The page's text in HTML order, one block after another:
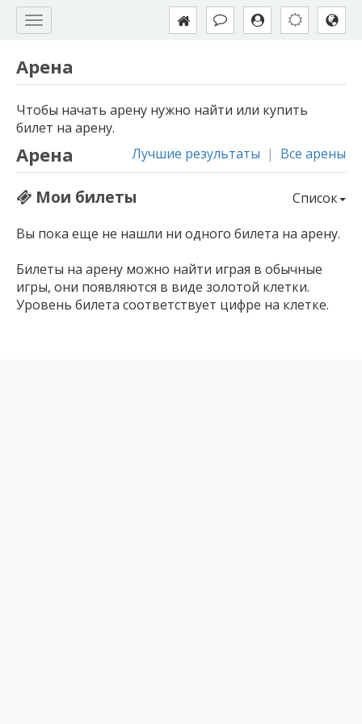
Арена
Чтобы начать арену нужно найти или купить
билет на арену.
Арена Лучшие результаты | Все арены
Мои билеты
Список
Вы пока еще не нашли ни одного билета на арену.
Билеты на арену можно найти играя в обычные
игры, они появляются в виде золотой клетки.
Уровень билета соответствует цифре на клетке.